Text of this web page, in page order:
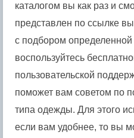
каталогом вы как раз и
представлен по ссылке
с подбором
воспользуйтесь
пользовательской
поможет вам советом по
типа одежды. Для этого
если вам удобнее, то вы